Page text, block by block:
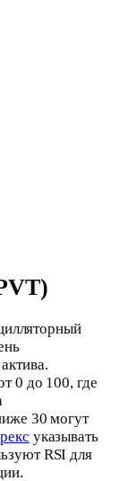
0 до 100, где
30 могут
указывать
RSI для